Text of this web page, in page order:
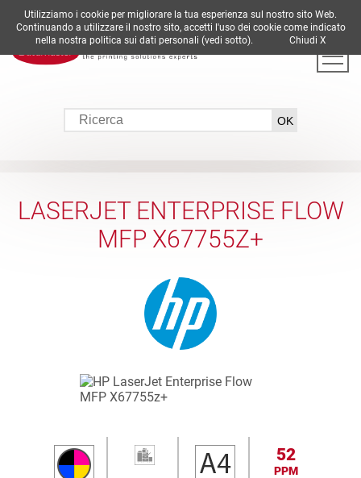
DE EN ES FR IT
LASERJET ENTERPRISE FLOW
MFP X67755Z+
52
PPM
Utilizziamo i cookie per migliorare la tua esperienza sul nostro sito Web.
Continuando a utilizzare il nostro sito, accetti l'uso dei cookie come indicato
nella nostra politica sui dati personali (vedi sotto). Chiudi X